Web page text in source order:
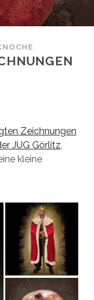
Zeichnungen
JUG Görlitz,
kleine